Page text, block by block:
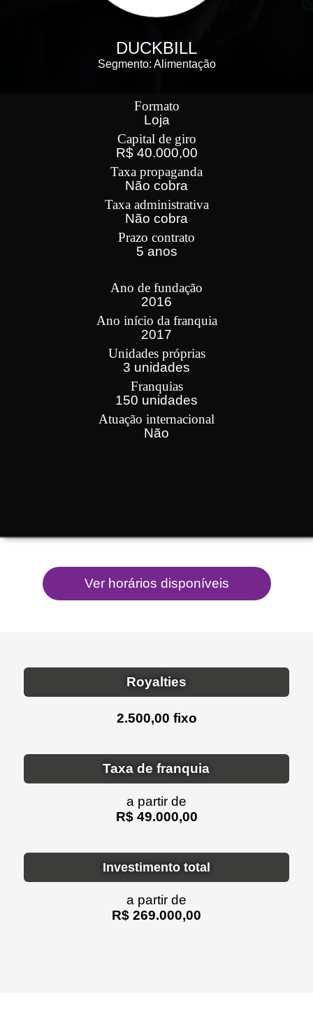
DUCKBILL
Segmento: Alimentação
Formato
Loja
Capital de giro
R$ 40.000,00
Taxa propaganda
Não cobra
Taxa administrativa
Não cobra
Prazo contrato
5 anos
Ano de fundação
2016
Ano início da franquia
2017
Unidades próprias
3 unidades
Franquias
150 unidades
Atuação internacional
Não
Royalties
2.500,00 fixo
Taxa de franquia
a partir de
R$ 49.000,00
Investimento total
a partir de
R$ 269.000,00